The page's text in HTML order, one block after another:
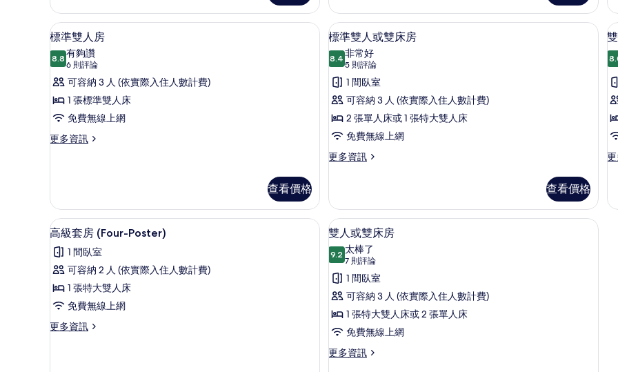
的
所
有
相
片
雙
人
或
床
的
詳
相
片
房
的
詳
情
雙
人
房
詳
情
顯
示
標
準
雙
人
房
相
片
標準雙人房 | 客房內保險箱、書桌、熨斗/熨衣板、免費無線上網
5
標準雙人房
8.88.8 分，滿分 10 分
有夠讚
6 則評論
(6
則
評
論)
可容納 3 人 (依實際入住人數計費)
1 張標準雙人床
免費無線上網
更多資訊
更
人
房
的
詳
情
查看價格
顯
示
標
準
雙
人
或
雙
的
所
有
相
片
標準雙人或雙床房 | 客房內保險箱、
4
標準雙人或雙床房
8.48.4 分，滿分 10 分
非常好
5 則評論
(5
則
評
論)
1 間臥室
可容納 3 人 (依實際入住人數計費)
2 張單人床或 1 張特大雙人床
免費無線上網
更多資訊
更
雙
人
或
床
的
詳
查看價格
顯
更
房
顯
示
高
級
套
(Four-
高級套房 (Four-Poster) | 客房內保險箱、書桌、熨斗/熨衣板、免費無線上網
4
高級套房 (Four-Poster)
1 間臥室
可容納 2 人 (依實際入住人數計費)
1 張特大雙人床
免費無線上網
更多資訊
更
顯
示
雙
人
或
雙
床
房
雙人或雙床房 | 客房內保險箱、書桌、
4
雙人或雙床房
9.29.2 分，滿分 10 分
太棒了
7 則評論
(7
則
評
論)
1 間臥室
可容納 3 人 (依實際入住人數計費)
1 張特大雙人床或 2 張單人床
免費無線上網
更多資訊
更